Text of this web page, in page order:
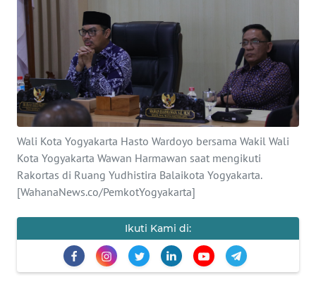
Wali Kota Yogyakarta Hasto Wardoyo bersama Wakil Wali
Kota Yogyakarta Wawan Harmawan saat mengikuti
Rakortas di Ruang Yudhistira Balaikota Yogyakarta.
[WahanaNews.co/PemkotYogyakarta]
Ikuti Kami di:
BERITA
KONTAK
KAMI
INFO
IKLAN
TENTANG
KAMI
PEDOMAN
MEDIA